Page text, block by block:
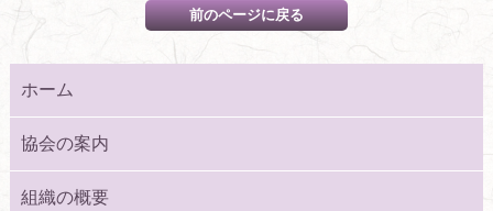
ホーム
協会の案内
組織の概要